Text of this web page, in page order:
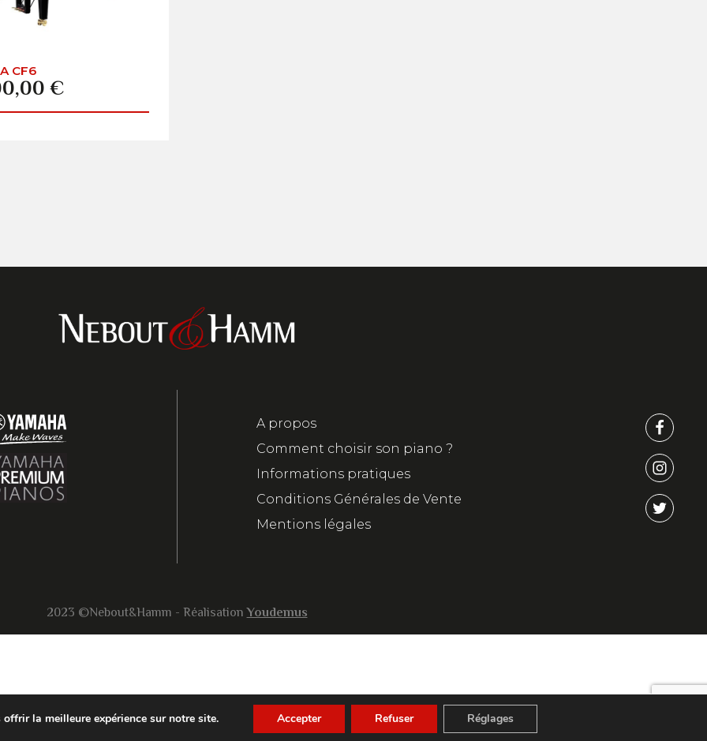
CF6
€
A propos
Comment choisir son piano ?
Informations pratiques
Conditions Générales de Vente
Mentions légales
2023 ©Nebout&Hamm - RéalisationYoudemus
la meilleure expérience sur notre site. Accepter Refuser Réglages